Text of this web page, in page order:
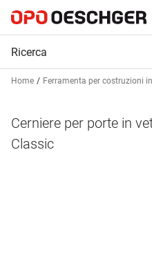
Home Ferramenta per costruzioni
Cerniere per porte in
Classic